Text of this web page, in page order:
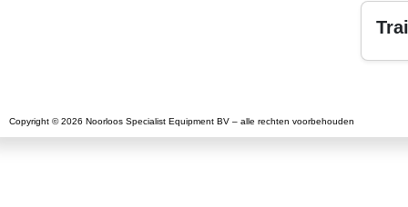
Copyright © 2026 Noorloos Specialist Equipment BV – alle rechten voorbehouden